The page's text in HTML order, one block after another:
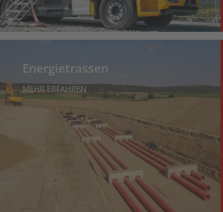
Energietrassen
MEHR ERFAHREN